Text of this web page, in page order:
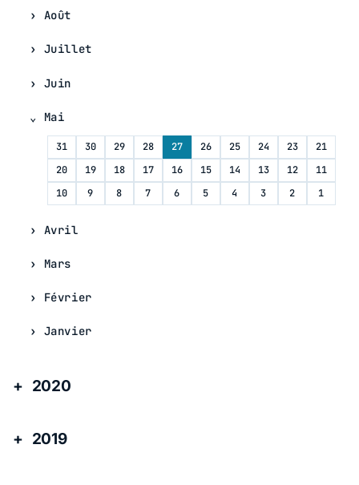
Août
Juillet
Juin
Mai
31 30 29 28 27 26 25 24 23
21
20
19 18 17 16 15 14 13 12
11
10
9 8 7 6 5 4 3 2 1
Avril
Mars
Février
Janvier
2020
2019